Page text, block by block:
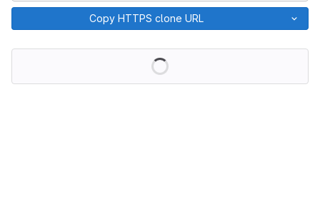
Copy HTTPS clone URL